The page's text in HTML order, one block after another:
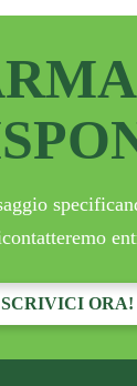
SCRIVICI ORA!